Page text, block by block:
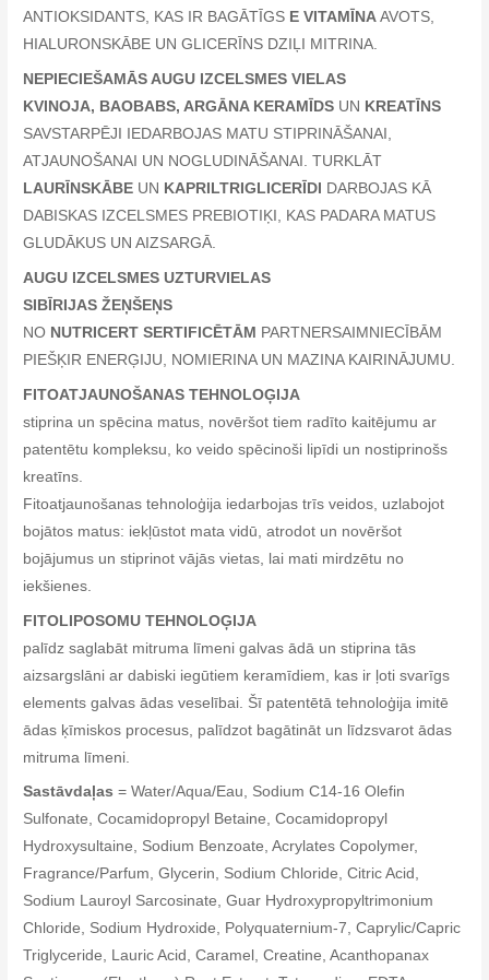
ANTIOKSIDANTS, KAS IR BAGĀTĪGS E VITAMĪNA AVOTS,
HIALURONSKĀBE UN GLICERĪNS DZIĻI MITRINA.
NEPIECIEŠAMĀS AUGU IZCELSMES VIELAS
KVINOJA, BAOBABS, ARGĀNA KERAMĪDS UN KREATĪNS
SAVSTARPĒJI IEDARBOJAS MATU STIPRINĀŠANAI,
ATJAUNOŠANAI UN NOGLUDINĀŠANAI. TURKLĀT
LAURĪNSKĀBE UN KAPRILTRIGLICERĪDI
DARBOJAS KĀ
DABISKAS IZCELSMES PREBIOTIĶI, KAS PADARA MATUS
GLUDĀKUS UN AIZSARGĀ.
AUGU IZCELSMES UZTURVIELAS
SIBĪRIJAS ŽEŅŠEŅS
NO NUTRICERT SERTIFICĒTĀM PARTNERSAIMNIECĪBĀM
PIEŠĶIR ENERĢIJU, NOMIERINA UN MAZINA KAIRINĀJUMU.
FITOATJAUNOŠANAS TEHNOLOĢIJA
stiprina un spēcina matus, novēršot tiem radīto kaitējumu ar
patentētu kompleksu, ko veido spēcinoši lipīdi un nostiprinošs
kreatīns.
Fitoatjaunošanas tehnoloģija iedarbojas trīs veidos, uzlabojot
bojātos matus: iekļūstot mata vidū, atrodot un novēršot
bojājumus un stiprinot vājās vietas, lai mati mirdzētu no
iekšienes.
FITOLIPOSOMU TEHNOLOĢIJA
palīdz saglabāt mitruma līmeni galvas ādā un stiprina tās
aizsargslāni ar dabiski iegūtiem keramīdiem, kas ir ļoti svarīgs
elements galvas ādas veselībai. Šī patentētā tehnoloģija imitē
ādas ķīmiskos procesus, palīdzot bagātināt un līdzsvarot ādas
mitruma līmeni.
Sastāvdaļas = Water/Aqua/Eau, Sodium C14-16 Olefin
Sulfonate, Cocamidopropyl Betaine, Cocamidopropyl
Hydroxysultaine, Sodium Benzoate, Acrylates Copolymer,
Fragrance/Parfum, Glycerin, Sodium Chloride, Citric Acid,
Sodium Lauroyl Sarcosinate, Guar Hydroxypropyltrimonium
Chloride, Sodium Hydroxide, Polyquaternium-7, Caprylic/Capric
Triglyceride, Lauric Acid, Caramel, Creatine, Acanthopanax